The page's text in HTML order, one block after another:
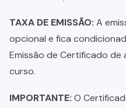
TAXA DE EMISSÃO: A
opcional e fica
Emissão de Certificado
curso.
IMPORTANTE: O